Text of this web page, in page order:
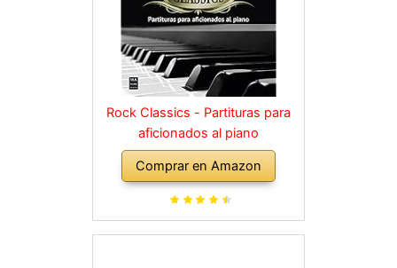
Rock Classics - Partituras para
aficionados al piano
Comprar en Amazon